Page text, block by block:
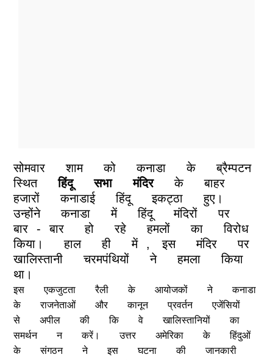
सोमवार शाम को कनाडा के
ब्रैम्पटन
स्थित
हिंदू सभा मंदिर के
बाहर
हजारों
कनाडाई हिंदू इकट्ठा
हुए।
उन्होंने
कनाडा में हिंदू मंदिरों
पर
बार
- बार हो रहे हमलों का
विरोध
किया।
हाल ही में , इस मंदिर
पर
खालिस्तानी
चरमपंथियों ने हमला
किया
था।
इस एकजुटता रैली के आयोजकों ने
कनाडा
के
राजनेताओं और कानून प्रवर्तन
एजेंसियों
से
अपील की कि वे खालिस्तानियों
का
समर्थन
न करें। उत्तर अमेरिका के
हिंदुओं
के
संगठन ने इस घटना की
जानकारी